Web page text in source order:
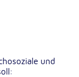
und
werden von
gesetzt.